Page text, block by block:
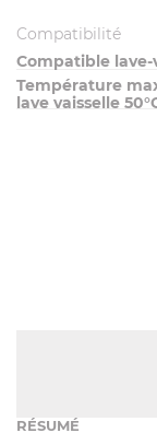
Compatibilité
Compatible lave-
Température
lave vaisselle
RÉSUMÉ